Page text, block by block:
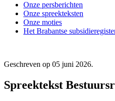
Onze persberichten
Onze spreekteksten
Onze moties
Het Brabantse
Geschreven op 05 juni 2026.
Spreektekst